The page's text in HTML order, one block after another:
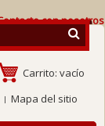
con nosotros
Carrito: vacío
Mapa del sitio